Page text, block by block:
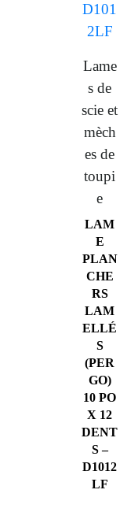
Lame
s de
scie et
mèch
es de
toupi
e
LAM
E
PLAN
CHE
RS
LAM
ELLÉ
S
(PER
GO)
10 PO
X 12
DENT
S –
D1012
LF